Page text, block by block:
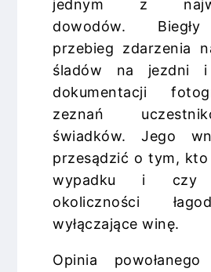
jednym z
dowodów.
przebieg zdarzenia
śladów na jezdni i
dokumentacji
zeznań
świadków. Jego
przesądzić o tym, kto
wypadku i czy
okoliczności
wyłączające winę.
Opinia